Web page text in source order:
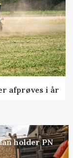
afprøves i år
holder PN